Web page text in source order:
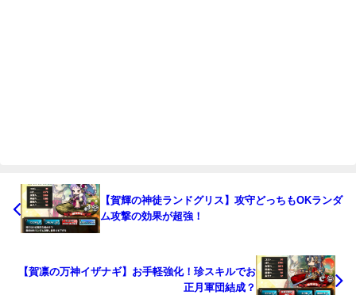
【賀輝の神徒ランドグリス】攻守どっちもOKランダ
ム攻撃の効果が超強！
【賀凛の万神イザナギ】お手軽強化！珍スキルでお
正月軍団結成？